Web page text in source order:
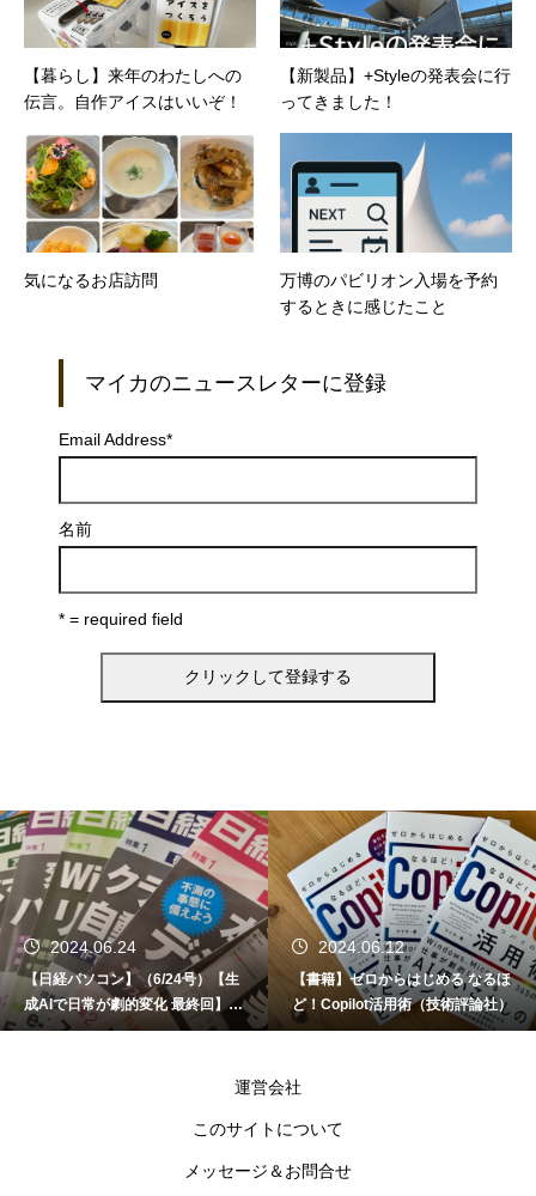
【暮らし】来年のわたしへの
伝言。自作アイスはいいぞ！
【新製品】+Styleの発表会に行
ってきました！
気になるお店訪問
万博のパビリオン入場を予約
するときに感じたこと
マイカのニュースレターに登録
Email Address*
名前
* = required field
2024.06.24
【日経パソコン】（6/24号）【生
成AIで日常が劇的変化 最終回】 A
I時代のアプリケーション／サービ
2024.06.12
【書籍】ゼロからはじめる なるほ
ど！Copilot活用術（技術評論社）
運営会社
このサイトについて
メッセージ＆お問合せ